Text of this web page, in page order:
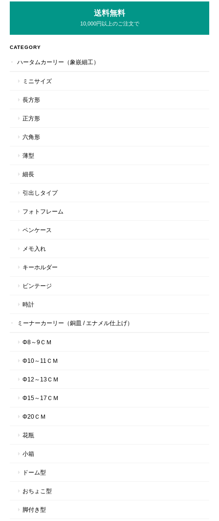
送料無料
10,000円以上のご注文で
CATEGORY
ハータムカーリー（象嵌細工）
ミニサイズ
長方形
正方形
六角形
薄型
細長
引出しタイプ
フォトフレーム
ペンケース
メモ入れ
キーホルダー
ビンテージ
時計
ミーナーカーリー（銅皿 / エナメル仕上げ）
Φ8～9ＣＭ
Φ10～11ＣＭ
Φ12～13ＣＭ
Φ15～17ＣＭ
Φ20ＣＭ
花瓶
小箱
ドーム型
おちょこ型
脚付き型